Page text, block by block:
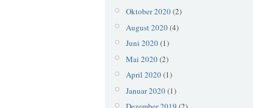
Oktober 2020(2)
August 2020(4)
Juni 2020(1)
Mai 2020(2)
April 2020(1)
Januar 2020(1)